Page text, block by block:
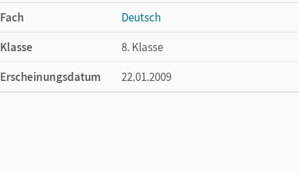
Fach
Deutsch
Klasse
8. Klasse
Erscheinungsdatum
22.01.2009